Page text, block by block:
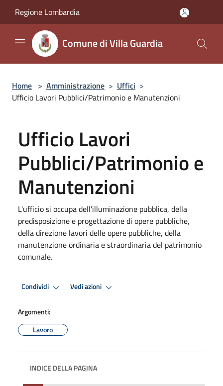
Regione Lombardia
Comune di Villa Guardia
Home > Amministrazione > Uffici >
Ufficio Lavori Pubblici/Patrimonio e Manutenzioni
Ufficio Lavori
Pubblici/Patrimonio e
Manutenzioni
L'ufficio si occupa dell'illuminazione pubblica, della
predisposizione e progettazione di opere pubbliche,
della direzione lavori delle opere pubbliche, della
manutenzione ordinaria e straordinaria del patrimonio
comunale.
Condividi Vedi azioni
Argomenti:
Lavoro
INDICE DELLA PAGINA